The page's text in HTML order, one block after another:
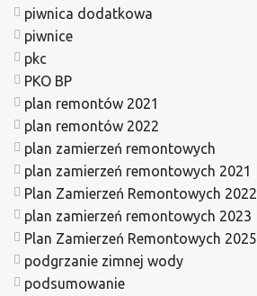
piwnica dodatkowa
piwnice
pkc
PKO BP
plan remontów 2021
plan remontów 2022
plan zamierzeń remontowych
plan zamierzeń remontowych 2021
Plan Zamierzeń Remontowych 2022
plan zamierzeń remontowych 2023
Plan Zamierzeń Remontowych 2025
podgrzanie zimnej wody
podsumowanie